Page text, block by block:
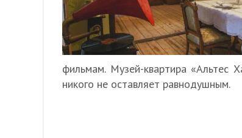
фильмам. Музей-квартира «Альтес
никого не оставляет равнодушным.